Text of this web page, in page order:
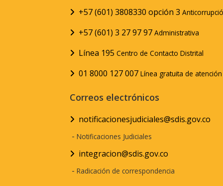
+57 (601) 3808330 opción 3
+57 (601) 3 27 97 97 Administrativa
Línea 195 Centro de Contacto Distrital
01 8000 127 007 Línea gratuita de
Correos electrónicos
notificacionesjudiciales@sdis.gov.co
- Notificaciones Judiciales
integracion@sdis.gov.co
- Radicación de correspondencia